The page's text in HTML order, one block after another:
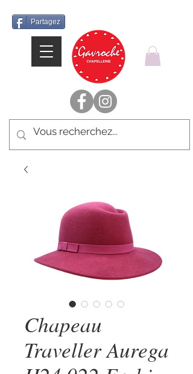
Partagez
Chapeau
Traveller Aurega